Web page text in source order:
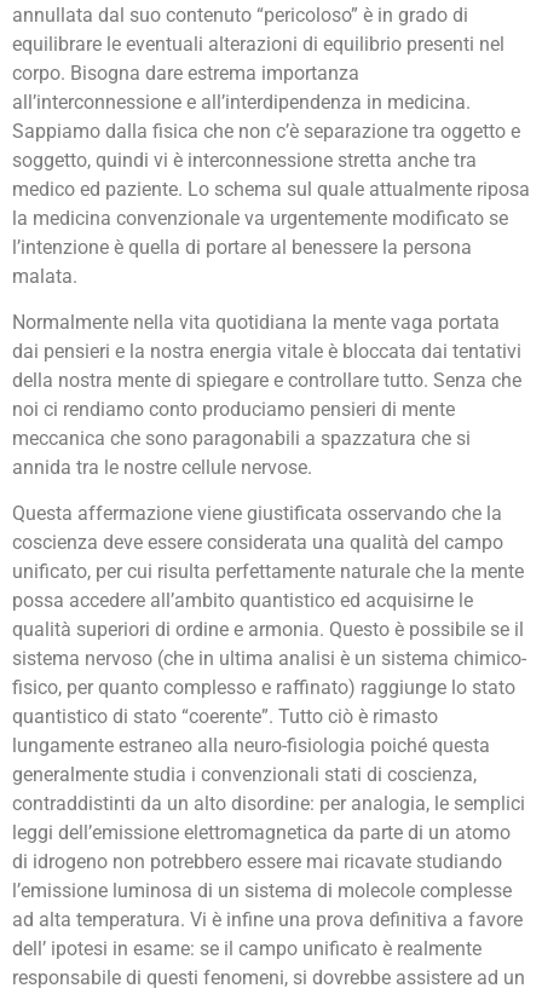
annullata dal suo contenuto “pericoloso” è in grado di
equilibrare le eventuali alterazioni di equilibrio presenti nel
corpo. Bisogna dare estrema importanza
all’interconnessione e all’interdipendenza in medicina.
Sappiamo dalla fisica che non c’è separazione tra oggetto e
soggetto, quindi vi è interconnessione stretta anche tra
medico ed paziente. Lo schema sul quale attualmente riposa
la medicina convenzionale va urgentemente modificato se
l’intenzione è quella di portare al benessere la persona
malata.
Normalmente nella vita quotidiana la mente vaga portata
dai pensieri e la nostra energia vitale è bloccata dai tentativi
della nostra mente di spiegare e controllare tutto. Senza che
noi ci rendiamo conto produciamo pensieri di mente
meccanica che sono paragonabili a spazzatura che si
annida tra le nostre cellule nervose.
Questa affermazione viene giustificata osservando che la
coscienza deve essere considerata una qualità del campo
unificato, per cui risulta perfettamente naturale che la mente
possa accedere all’ambito quantistico ed acquisirne le
qualità superiori di ordine e armonia. Questo è possibile se il
sistema nervoso (che in ultima analisi è un sistema chimico-
fisico, per quanto complesso e raffinato) raggiunge lo stato
quantistico di stato “coerente”. Tutto ciò è rimasto
lungamente estraneo alla neuro-fisiologia poiché questa
generalmente studia i convenzionali stati di coscienza,
contraddistinti da un alto disordine: per analogia, le semplici
leggi dell’emissione elettromagnetica da parte di un atomo
di idrogeno non potrebbero essere mai ricavate studiando
l’emissione luminosa di un sistema di molecole complesse
ad alta temperatura. Vi è infine una prova definitiva a favore
dell’ ipotesi in esame: se il campo unificato è realmente
responsabile di questi fenomeni, si dovrebbe assistere ad un